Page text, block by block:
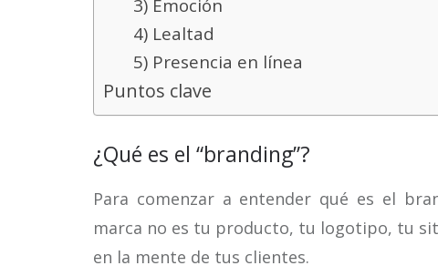
3) Emoción
4) Lealtad
5) Presencia en línea
Puntos clave
¿Qué es el “branding”?
Para comenzar a entender qué es el
marca no es tu producto, tu logotipo, tu
en la mente de tus clientes.